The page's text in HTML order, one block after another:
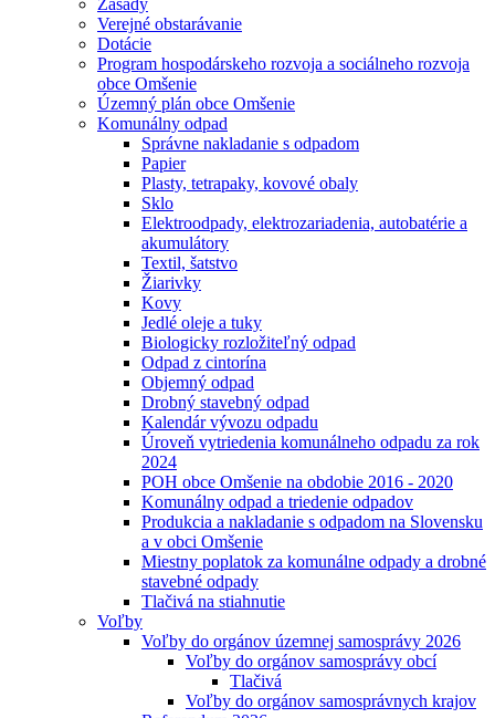
Zásady
Verejné obstarávanie
Dotácie
Program hospodárskeho rozvoja a sociálneho rozvoja
obce Omšenie
Územný plán obce Omšenie
Komunálny odpad
Správne nakladanie s odpadom
Papier
Plasty, tetrapaky, kovové obaly
Sklo
Elektroodpady, elektrozariadenia, autobatérie a
akumulátory
Textil, šatstvo
Žiarivky
Kovy
Jedlé oleje a tuky
Biologicky rozložiteľný odpad
Odpad z cintorína
Objemný odpad
Drobný stavebný odpad
Kalendár vývozu odpadu
Úroveň vytriedenia komunálneho odpadu za rok
2024
POH obce Omšenie na obdobie 2016 - 2020
Komunálny odpad a triedenie odpadov
Produkcia a nakladanie s odpadom na Slovensku
a v obci Omšenie
Miestny poplatok za komunálne odpady a drobné
stavebné odpady
Tlačivá na stiahnutie
Voľby
Voľby do orgánov územnej samosprávy 2026
Voľby do orgánov samosprávy obcí
Tlačivá
Voľby do orgánov samosprávnych krajov